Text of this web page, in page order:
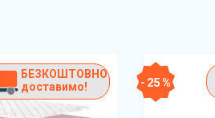
БЕЗКОШТОВНО
доставимо!
- 25 %